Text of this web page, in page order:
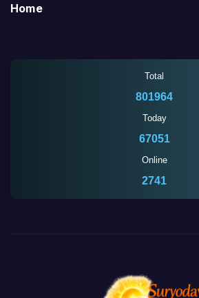
Home
Total
801964
Today
67051
Online
2741